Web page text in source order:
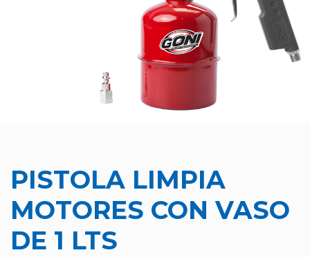
PISTOLA LIMPIA
MOTORES CON VASO
DE 1 LTS